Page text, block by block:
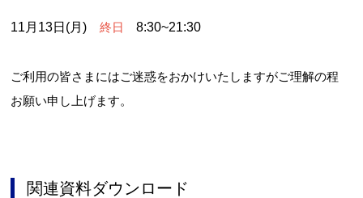
11月13日(月)終日8:30~21:30
ご利用の皆さまにはご迷惑をおかけいたしますがご理解の程
お願い申し上げます。
関連資料ダウンロード